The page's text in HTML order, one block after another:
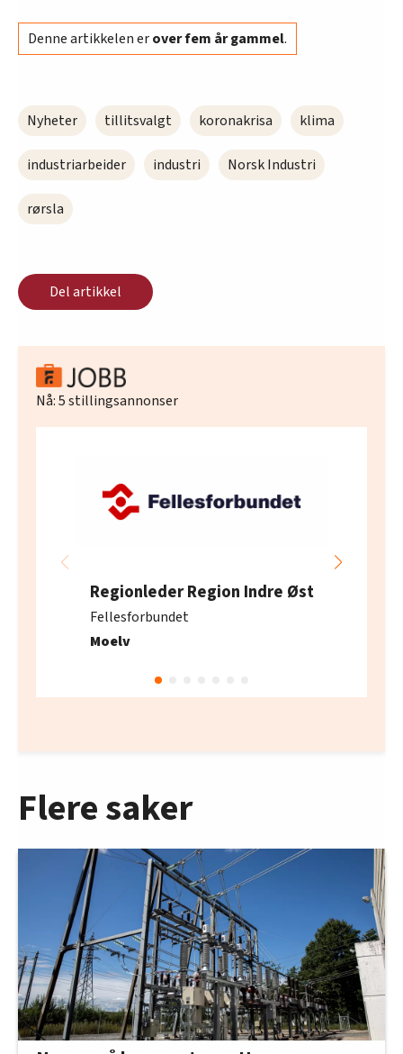
Denne artikkelen erover fem år gammel.
Nyheter tillitsvalgt koronakrisa klima
industriarbeider industri Norsk Industri
rørsla
Del artikkel
Nå:5stillingsannonser
Regionleder Region Indre Øst
Fellesforbundet
Moelv
Flere saker